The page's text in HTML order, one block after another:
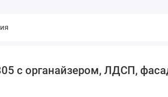
805 с органайзером, ЛДСП,